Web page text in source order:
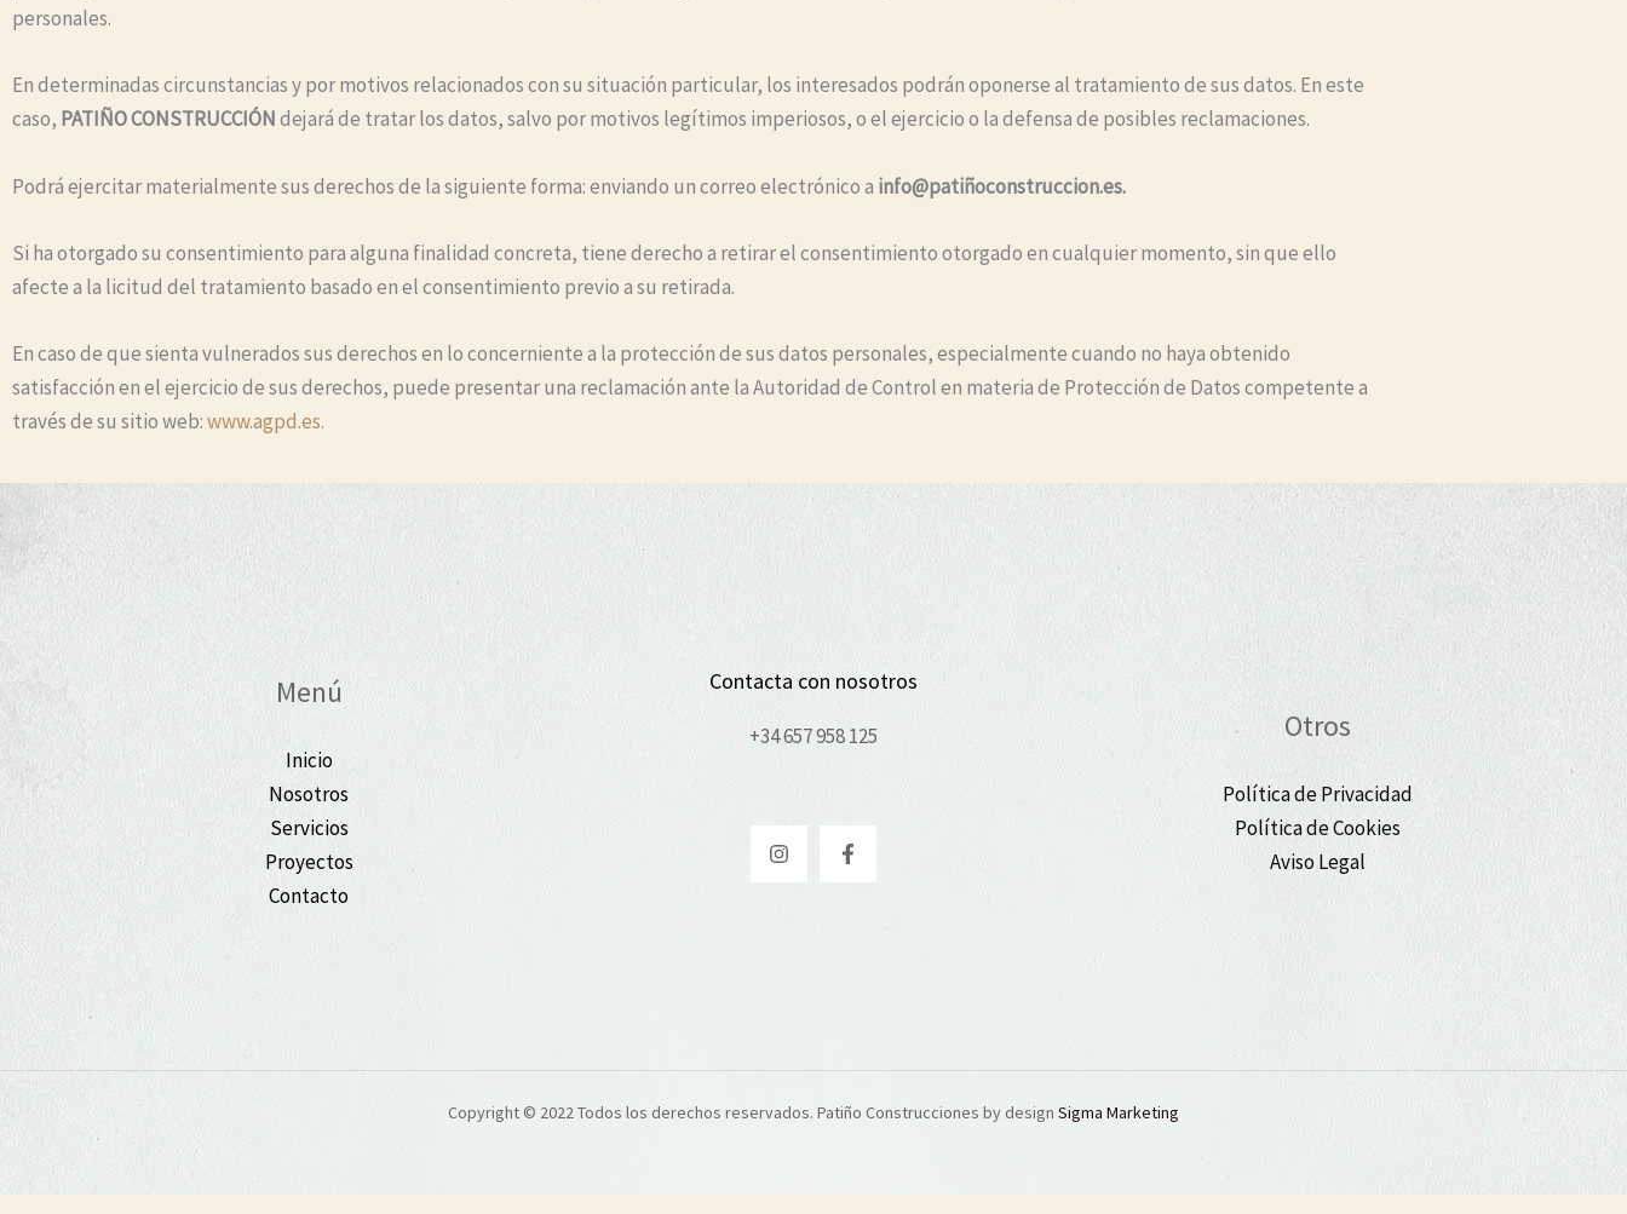
personales.
En determinadas circunstancias y por motivos relacionados con su situación particular, los interesados podrán oponerse al tratamiento de sus datos. En este
caso, PATIÑO CONSTRUCCIÓNdejará de tratar los datos, salvo por motivos legítimos imperiosos, o el ejercicio o la defensa de posibles reclamaciones.
Podrá ejercitar materialmente sus derechos de la siguiente forma: enviando un correo electrónico a info@patiñoconstruccion.es.
Si ha otorgado su consentimiento para alguna finalidad concreta, tiene derecho a retirar el consentimiento otorgado en cualquier momento, sin que ello
afecte a la licitud del tratamiento basado en el consentimiento previo a su retirada.
En caso de que sienta vulnerados sus derechos en lo concerniente a la protección de sus datos personales, especialmente cuando no haya obtenido
satisfacción en el ejercicio de sus derechos, puede presentar una reclamación ante la Autoridad de Control en materia de Protección de Datos competente a
través de su sitio web:www.agpd.es.
Menú
Inicio
Nosotros
Servicios
Proyectos
Contacto
Contacta con nosotros
+34 657 958 125 Otros
Política de Privacidad
Política de Cookies
Aviso Legal
Copyright © 2022 Todos los derechos reservados. Patiño Construcciones by design Sigma Marketing